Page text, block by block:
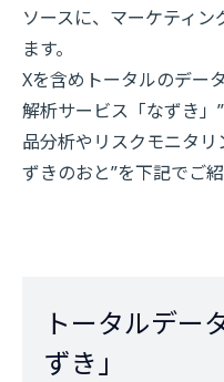
ソースに、マーケティ
ます。
Xを含めトータルのデー
解析サービス「なずき」
品分析やリスクモニタ
ずきのおと”を下記でご紹
トータルデー
ずき」